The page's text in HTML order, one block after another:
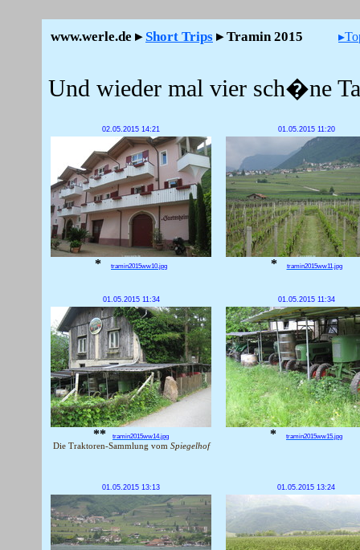
www.werle.de ▸ Short Trips ▸ Tramin 2015
Und wieder mal vier sch�ne
02.05.2015 14:21
* tramin2015ww10.jpg
01.05.2015 11:20
* tramin2015ww11.jpg
01.05.2015 11:34
** tramin2015ww14.jpg
Die Traktoren-Sammlung vom Spiegelhof
01.05.2015 11:34
* tramin2015ww15.jpg
01.05.2015 13:13 01.05.2015 13:24